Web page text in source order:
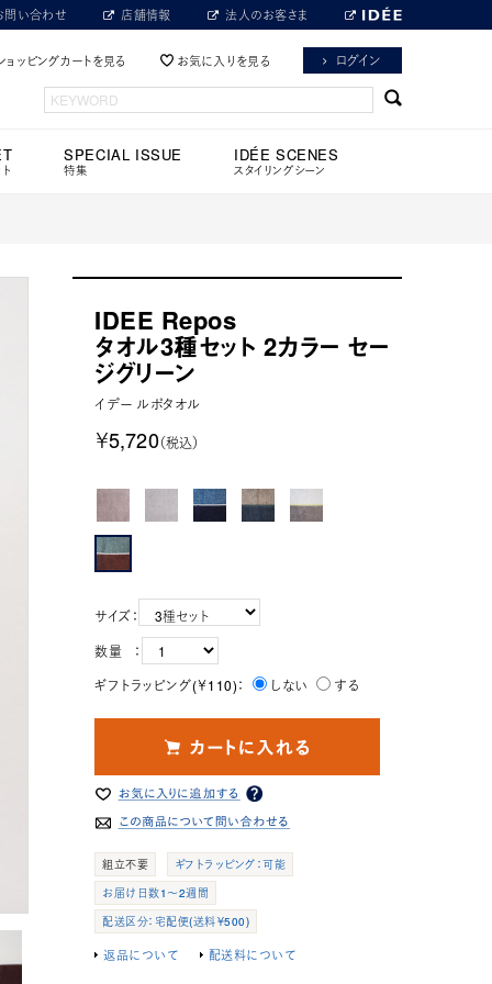
問い合わせ 店舗情報 法人のお客さま
ョッピングカートを見る お気に入りを見る ログイン
SPECIAL ISSUE
特集
IDÉE SCENES
スタイリングシーン
IDEE Repos
タオル3種セット 2カラー セー
ジグリーン
イデー ルポタオル
￥5,720（税込）
サイズ：
数量 ：
ギフトラッピング(￥110)：
しない する
組立不要
ギフトラッピング：可能
お届け日数1～2週間
配送区分：宅配便(送料￥500)
返品について 配送料について